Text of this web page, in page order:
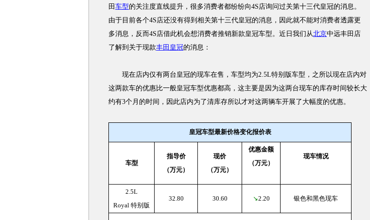
田 车型的关注度直线提升，很多消费者都纷纷向4S店询问过关第十三代皇冠的消息。
由于目前各个4S店还没有得到相关第十三代皇冠的消息，因此就不能对消费者透露更
多消息，反而4S店借此机会想消费者推销新款皇冠车型。近日我们从北京中远丰田店
了解到关于现款丰田皇冠的消息：
现在店内仅有两台皇冠的现车在售，车型均为2.5L特别版车型，之所以现在店内对
这两款车的优惠比一般皇冠车型优惠都高，这主要是因为这两台现车的库存时间较长大
约有3个月的时间，因此店内为了清库存所以才对这两辆车开展了大幅度的优惠。
皇冠车型最新价格变化报价表
车型
指导价
（万元）
现价
（万元）
优惠金额
（万元）
现车情况
2.5L
Royal 特别版
32.80 30.60 ↘2.20 银色和黑色现车